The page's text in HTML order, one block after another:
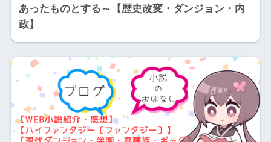
あったものとする～【歴史改変・ダンジョン・内
政】